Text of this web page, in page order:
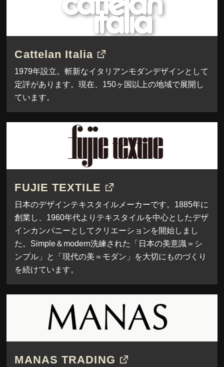
Cattelan Italia
1979年設立。斬新なイタリアンモダンデザインとして
定評があります。現在、150ヶ国以上の地域で展開し
ています。
FUJIE TEXTILE
日本のデザインテキスタイルメーカーです。1885年に
創業し、1960年代よりテキスタイルを中心としたデザ
インカンパニーとしてクリエーションを開始しまし
た。Simple＆modern洗練された「日本の美意識＝シ
ンプル」と「現代の美＝モダン」を大切にものづくり
を続けています。
MANAS TRADING